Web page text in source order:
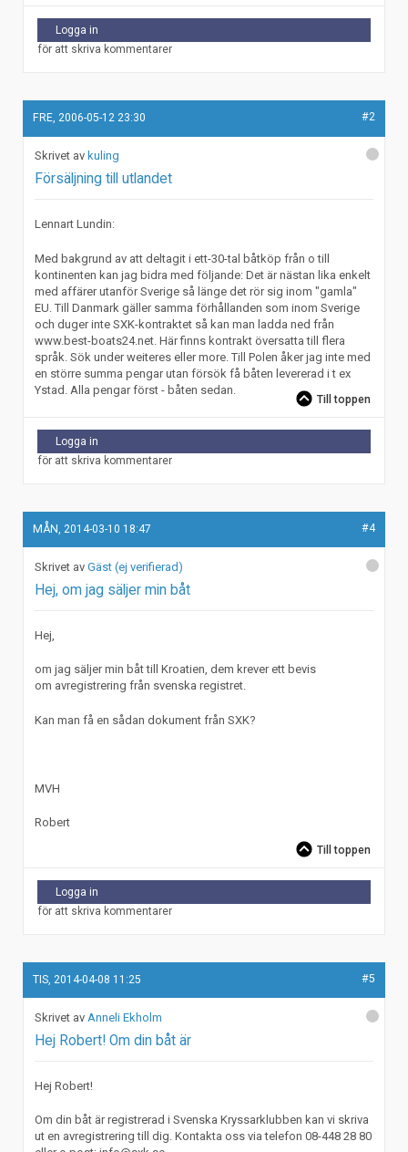
Logga in
för att skriva kommentarer
FRE, 2006-05-12 23:30 #2
kuling
Försäljning till utlandet
Lennart Lundin:
Med bakgrund av att deltagit i ett-30-tal båtköp från o till
kontinenten kan jag bidra med följande: Det är nästan lika enkelt
med affärer utanför Sverige så länge det rör sig inom "gamla"
EU. Till Danmark gäller samma förhållanden som inom Sverige
och duger inte SXK-kontraktet så kan man ladda ned från
www.best-boats24.net. Här finns kontrakt översatta till flera
språk. Sök under weiteres eller more. Till Polen åker jag inte med
en större summa pengar utan försök få båten levererad i t ex
Ystad. Alla pengar först - båten sedan.
Till toppen
Logga in
för att skriva kommentarer
MÅN, 2014-03-10 18:47 #4
Gäst (ej verifierad)
Hej, om jag säljer min båt
Hej,
om jag säljer min båt till Kroatien, dem krever ett bevis
om avregistrering från svenska registret.
Kan man få en sådan dokument från SXK?
MVH
Robert
Till toppen
Logga in
för att skriva kommentarer
TIS, 2014-04-08 11:25 #5
Anneli Ekholm
Hej Robert! Om din båt är
Hej Robert!
Om din båt är registrerad i Svenska Kryssarklubben kan vi skriva
ut en avregistrering till dig. Kontakta oss via telefon 08-448 28 80